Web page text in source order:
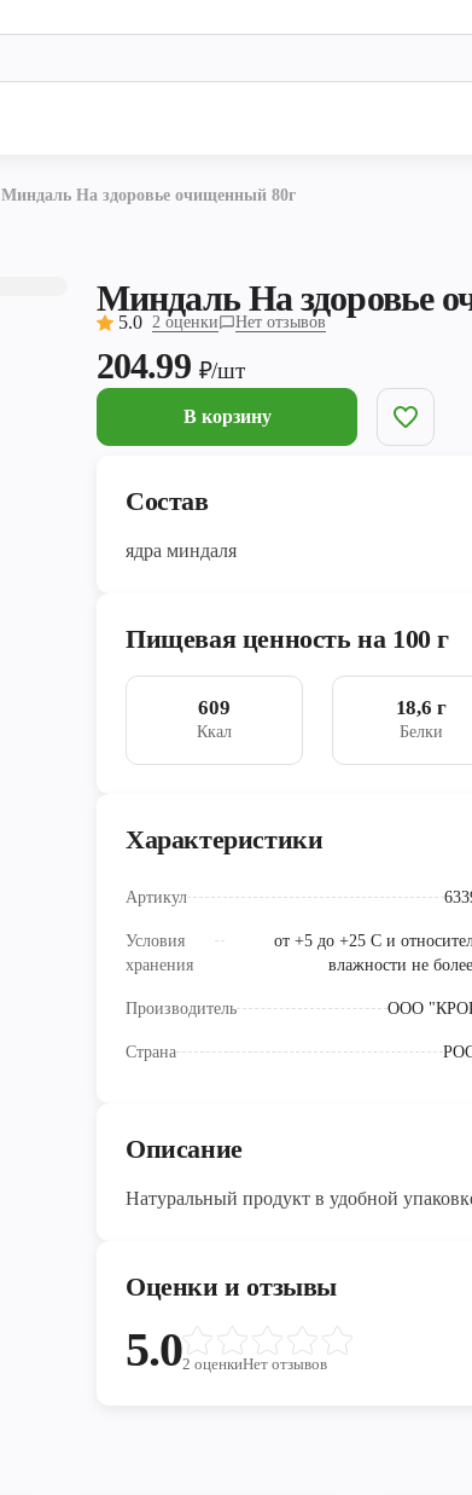
Миндаль На здоровье очищенный 80г
Миндаль На здоровье
5.0 2 оценки Нет отзывов
204.99 ₽/шт
В корзину
Состав
ядра миндаля
Пищевая ценность на 100 г
609
Ккал
18,6 г
Белки
Характеристики
Артикул
Условия
хранения
от +5 до +25 С и
влажности не
Производитель ООО
Страна
Описание
Натуральный продукт в удобной
Оценки и отзывы
5.02 оценкиНет отзывов